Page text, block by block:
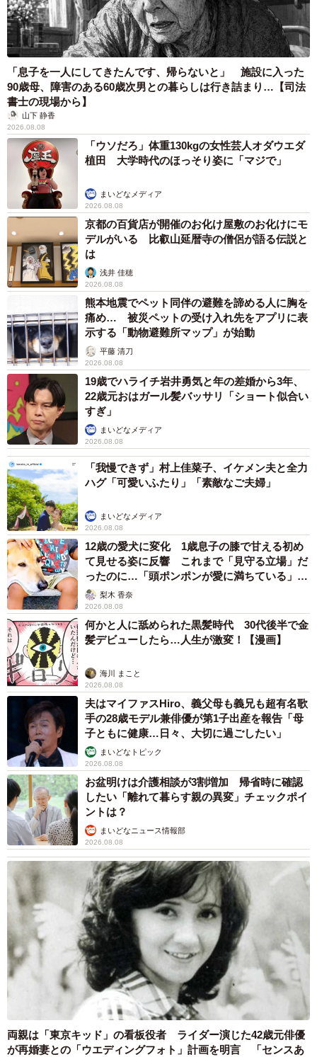
「息子を一人にしてきたんです、帰らないと」 施設に入った
90歳母、障害のある60歳次男との暮らしは行き詰まり…【司法
書士の現場から】
山下 静香
2026.08.08
「ウソだろ」体重130kgの女性芸人オダウエダ
植田 大学時代のほっそり姿に「マジで」
まいどなメディア
2026.08.08
京都の百貨店が開催のお化け屋敷のお化けにモ
デルがいる 比叡山延暦寺の僧侶が語る伝説と
は
浅井 佳穂
2026.08.08
熊本地震でペット同伴の避難を諦める人に胸を
痛め… 被災ペットの受け入れ先をアプリに表
示する「動物避難所マップ」が始動
平藤 清刀
2026.08.08
19歳でハライチ岩井勇気と年の差婚から3年、
22歳元おはガール髪バッサリ「ショート似合い
すぎ」
まいどなメディア
2026.08.08
「我慢できず」村上佳菜子、イケメン夫と全力
ハグ「可愛いふたり」「素敵なご夫婦」
まいどなメディア
2026.08.08
12歳の愛犬に変化 1歳息子の膝で甘える初め
て見せる姿に反響 これまで「見守る立場」だ
ったのに…「頭ポンポンが愛に満ちている」
「尊…」
梨木 香奈
2026.08.08
何かと人に舐められた黒髪時代 30代後半で金
髪デビューしたら…人生が激変！【漫画】
海川 まこと
2026.08.08
夫はマイファスHiro、義父母も義兄も超有名歌
手の28歳モデル兼俳優が第1子出産を報告「母
子ともに健康…日々、大切に過ごしたい」
まいどなトピック
2026.08.08
お盆明けは介護相談が3割増加 帰省時に確認
したい「離れて暮らす親の異変」チェックポイ
ントは？
まいどなニュース情報部
2026.08.08
両親は「東京キッド」の看板役者 ライダー演じた42歳元俳優
が再婚妻との「ウエディングフォト」計画を明言 「センスあ